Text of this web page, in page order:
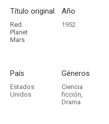
Título original
Red
Planet
Mars
Año
1952
País
Estados
Unidos
Géneros
Ciencia
ficción,
Drama